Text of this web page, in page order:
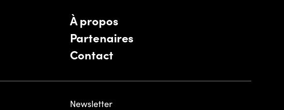
À propos
Partenaires
Contact
Newsletter